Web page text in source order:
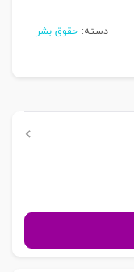
دسته: حقوق بشر